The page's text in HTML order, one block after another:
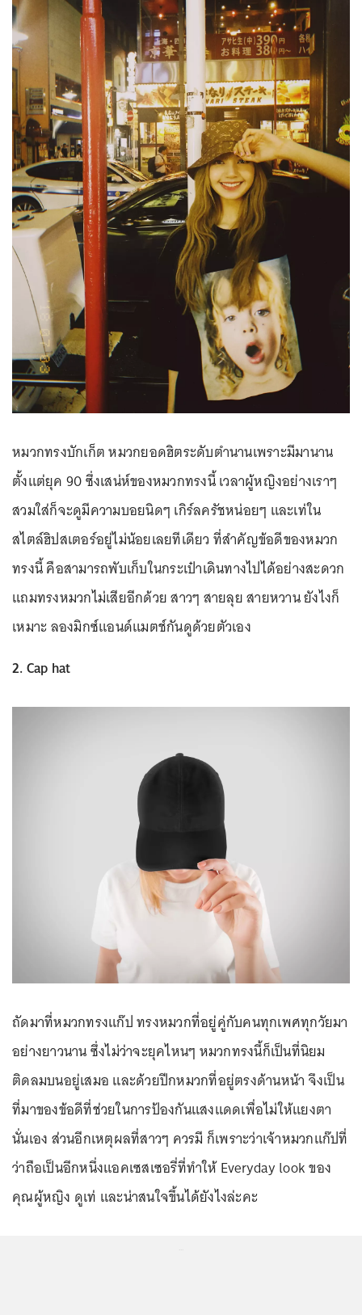
หมวกทรงบักเก็ต หมวกยอดฮิตระดับตำนานเพราะมีมานาน
ตั้งแต่ยุค 90 ซึ่งเสน่ห์ของหมวกทรงนี้ เวลาผู้หญิงอย่างเราๆ
สวมใส่ก็จะดูมีความบอยนิดๆ เกิร์ลครัชหน่อยๆ และเท่ใน
สไตล์ฮิปสเตอร์อยู่ไม่น้อยเลยทีเดียว ที่สำคัญข้อดีของหมวก
ทรงนี้ คือสามารถพับเก็บในกระเป๋าเดินทางไปได้อย่างสะดวก
แถมทรงหมวกไม่เสียอีกด้วย สาวๆ สายลุย สายหวาน ยังไงก็
เหมาะ ลองมิกซ์แอนด์แมตช์กันดูด้วยตัวเอง
2. Cap hat
ถัดมาที่หมวกทรงแก๊ป ทรงหมวกที่อยู่คู่กับคนทุกเพศทุกวัยมา
อย่างยาวนาน ซึ่งไม่ว่าจะยุคไหนๆ หมวกทรงนี้ก็เป็นที่นิยม
ติดลมบนอยู่เสมอ และด้วยปีกหมวกที่อยู่ตรงด้านหน้า จึงเป็น
ที่มาของข้อดีที่ช่วยในการป้องกันแสงแดดเพื่อไม่ให้แยงตา
นั่นเอง ส่วนอีกเหตุผลที่สาวๆ ควรมี ก็เพราะว่าเจ้าหมวกแก๊ปที่
ว่าถือเป็นอีกหนึ่งแอคเซสเซอรี่ที่ทำให้ Everyday look ของ
คุณผู้หญิง ดูเท่ และน่าสนใจขึ้นได้ยังไงล่ะคะ